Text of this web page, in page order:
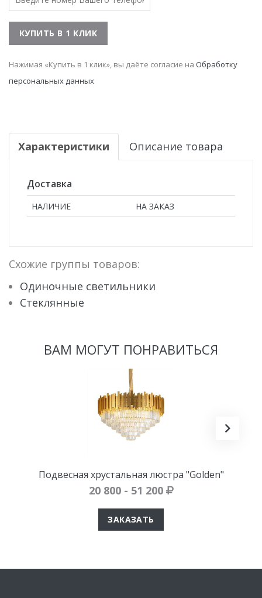
Нажимая «Купить в 1 клик», вы даёте согласие на Обработку
персональных данных
Характеристики Описание товара
Доставка
НАЛИЧИЕ НА ЗАКАЗ
Схожие группы товаров:
Одиночные светильники
Стеклянные
ВАМ МОГУТ ПОНРАВИТЬСЯ
Подвесная хрустальная люстра "Golden"
20 800 - 51 200
ЗАКАЗАТЬ